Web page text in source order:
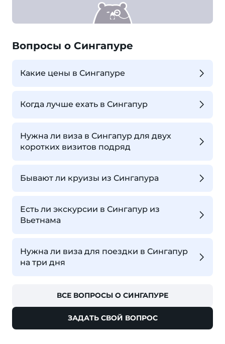
Вопросы о Сингапуре
Какие цены в Сингапуре
Когда лучше ехать в Сингапур
Нужна ли виза в Сингапур для двух
коротких визитов подряд
Бывают ли круизы из Сингапура
Есть ли экскурсии в Сингапур из
Вьетнама
Нужна ли виза для поездки в Сингапур
на три дня
ВСЕ ВОПРОСЫ О СИНГАПУРЕ
ЗАДАТЬ СВОЙ ВОПРОС